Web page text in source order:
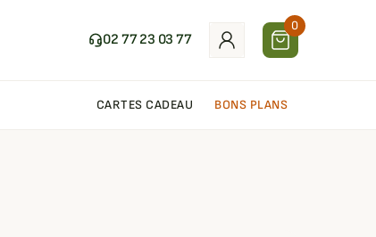
02 77 23 03 77
0
CARTES CADEAU BONS PLANS